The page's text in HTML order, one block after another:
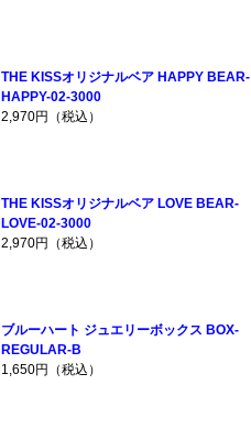
THE KISSオリジナルベア HAPPY BEAR-
HAPPY-02-3000
2,970円（税込）
THE KISSオリジナルベア LOVE BEAR-
LOVE-02-3000
2,970円（税込）
ブルーハート ジュエリーボックス BOX-
REGULAR-B
1,650円（税込）